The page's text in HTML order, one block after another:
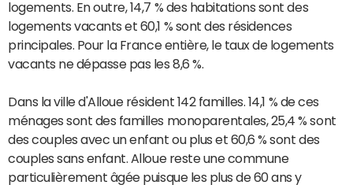
logements. En outre, 14,7 % des habitations sont des
logements vacants et 60,1 % sont des résidences
principales. Pour la France entière, le taux de logements
vacants ne dépasse pas les 8,6 %.
Dans la ville d'Alloue résident 142 familles. 14,1 % de ces
ménages sont des familles monoparentales, 25,4 % sont
des couples avec un enfant ou plus et 60,6 % sont des
couples sans enfant. Alloue reste une commune
particulièrement âgée puisque les plus de 60 ans y